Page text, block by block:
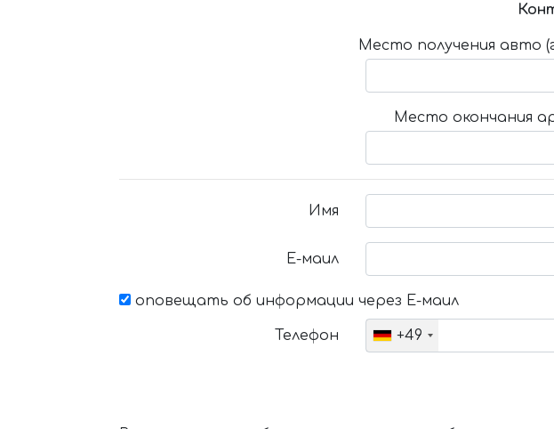
Место получения авто
Место окончания
Имя
Е-маил
оповещать об информации через Е-маил
Телефон +49